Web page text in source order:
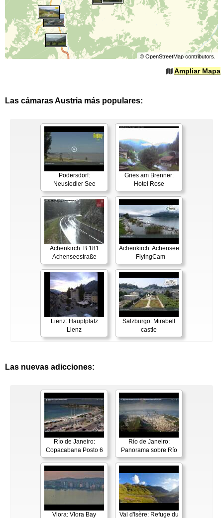
© OpenStreetMapcontributors.
Ampliar Mapa
Las cámaras Austria más populares:
Podersdorf:
Neusiedler See
Gries am Brenner:
Hotel Rose
Achenkirch: B 181
Achenseestraße
Achenkirch: Achensee
- FlyingCam
Lienz: Hauptplatz
Lienz
Salzburgo: Mirabell
castle
Las nuevas adicciones:
Río de Janeiro:
Copacabana Posto 6
Río de Janeiro:
Panorama sobre Río
Vlora: Vlora Bay Val d'Isère: Refuge du